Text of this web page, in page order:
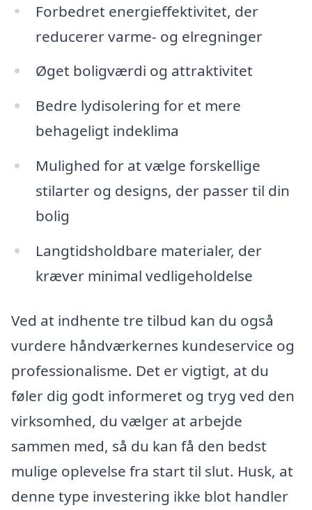
Forbedret energieffektivitet, der
reducerer varme- og elregninger
Øget boligværdi og attraktivitet
Bedre lydisolering for et mere
behageligt indeklima
Mulighed for at vælge forskellige
stilarter og designs, der passer til din
bolig
Langtidsholdbare materialer, der
kræver minimal vedligeholdelse
Ved at indhente tre tilbud kan du også
vurdere håndværkernes kundeservice og
professionalisme. Det er vigtigt, at du
føler dig godt informeret og tryg ved den
virksomhed, du vælger at arbejde
sammen med, så du kan få den bedst
mulige oplevelse fra start til slut. Husk, at
denne type investering ikke blot handler